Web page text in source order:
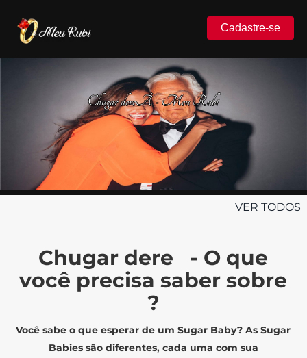
Cadastre-se
Chugar dereÂ - Meu Rubi
VER TODOS
Chugar dere - O que
você precisa saber sobre
?
Você sabe o que esperar de um Sugar Baby? As Sugar
Babies são diferentes, cada uma com sua